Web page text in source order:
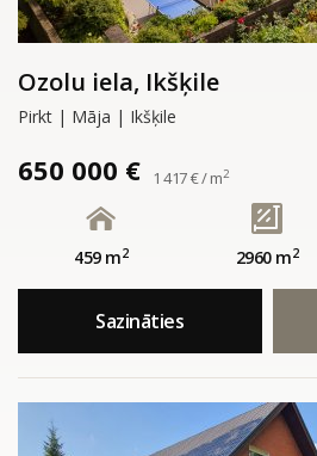
Ozolu iela, Ikšķile
Pirkt | Māja | Ikšķile
650 000 € 1 417 € / m2
459 m2 2960 m2
Sazināties